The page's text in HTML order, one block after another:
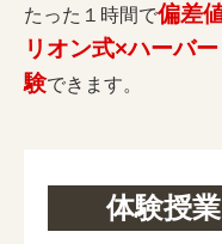
たった１時間で偏差
リオン式×ハーバ
験できます。
体験授